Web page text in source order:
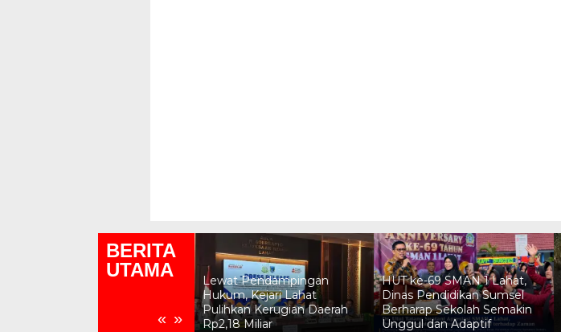
BERITA
UTAMA
« »
Lewat Pendampingan
Hukum, Kejari Lahat
Pulihkan Kerugian Daerah
Rp2,18 Miliar
HUT ke-69 SMAN 1 Lahat,
Dinas Pendidikan Sumsel
Berharap Sekolah Semakin
Unggul dan Adaptif